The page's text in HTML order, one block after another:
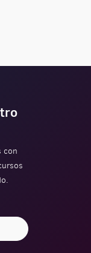
con